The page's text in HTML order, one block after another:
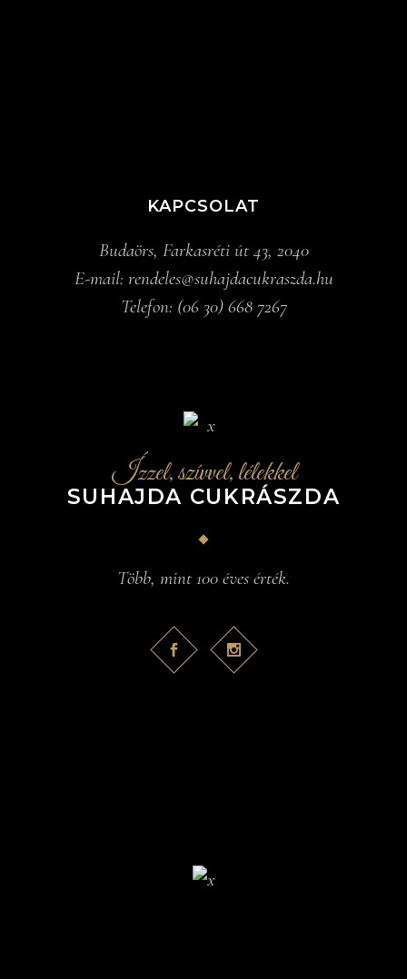
KAPCSOLAT
Budaörs, Farkasréti út 43, 2040
E-mail: rendeles@suhajdacukraszda.hu
Telefon: (06 30) 668 7267
Ízzel, szívvel, lélekkel
SUHAJDA CUKRÁSZDA
Több, mint 100 éves érték.